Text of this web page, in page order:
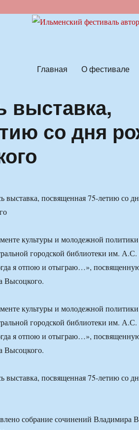
Главная О фестивале
выставка,
со дня
культуры и молодежной
городской библиотеки им.
я отпою и отыграю…»,
Высоцкого.
культуры и молодежной
городской библиотеки им.
я отпою и отыграю…»,
Высоцкого.
собрание сочинений Владимира